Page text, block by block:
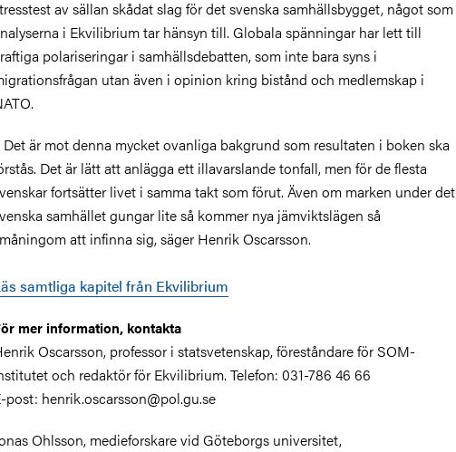
av sällan skådat slag för det svenska samhällsbygget, något som
i Ekvilibrium tar hänsyn till. Globala spänningar har lett till
polariseringar i samhällsdebatten, som inte bara syns i
utan även i opinion kring bistånd och medlemskap i
Det är mot denna mycket ovanliga bakgrund som resultaten i boken ska
Det är lätt att anlägga ett illavarslande tonfall, men för de flesta
fortsätter livet i samma takt som förut. Även om marken under det
samhället gungar lite så kommer nya jämviktslägen så
att infinna sig, säger Henrik Oscarsson.
samtliga kapitel från Ekvilibrium
mer information, kontakta
Oscarsson, professor i statsvetenskap, föreståndare för SOM-
och redaktör för Ekvilibrium. Telefon: 031-786 46 66
post: henrik.oscarsson@pol.gu.se
Ohlsson, medieforskare vid Göteborgs universitet,